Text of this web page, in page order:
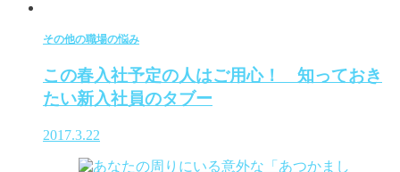
その他の職場の悩み
この春入社予定の人はご用心！ 知っておき
たい新入社員のタブー
2017.3.22